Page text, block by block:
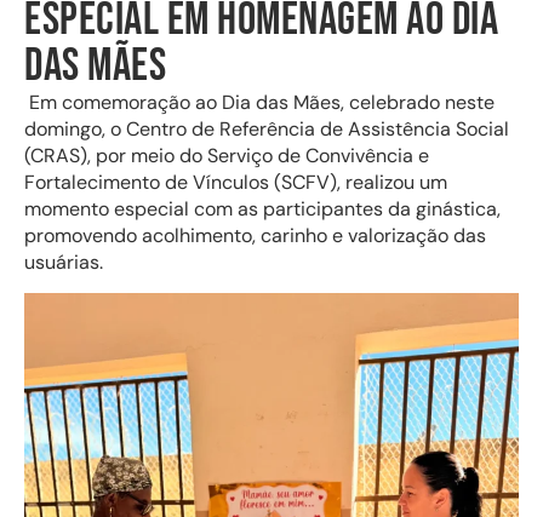
ESPECIAL EM HOMENAGEM AO DIA
DAS MÃES
Em comemoração ao Dia das Mães, celebrado neste
domingo, o Centro de Referência de Assistência Social
(CRAS), por meio do Serviço de Convivência e
Fortalecimento de Vínculos (SCFV), realizou um
momento especial com as participantes da ginástica,
promovendo acolhimento, carinho e valorização das
usuárias.